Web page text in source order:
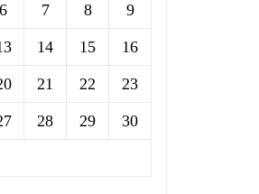
6 7 8 9
14 15 16
21 22 23
28 29 30